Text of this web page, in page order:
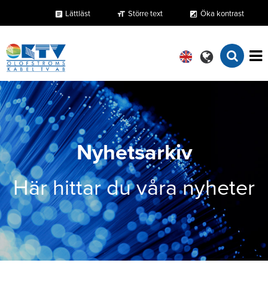
article Lättläst format_size Större text exposure Öka kontrast
Nyhetsarkiv
Här hittar du våra nyheter